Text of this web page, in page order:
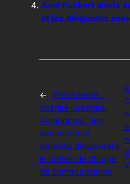
Axel Ruckert alerte
et les dirigeants
←
Précédente :
Vosges Granges-
Aumontzey : les
demandeurs
d’emploi découvrent
le métier de chargé
de communication